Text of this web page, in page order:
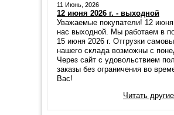
11 Июнь, 2026
12 июня 2026 г. - выходной
Уважаемые покупатели! 12 июня
нас выходной. Мы работаем в
15 июня 2026 г. Отгрузки
нашего склада возможны с
Через сайт с удовольствием
заказы без ограничения во
Вас!
Читать